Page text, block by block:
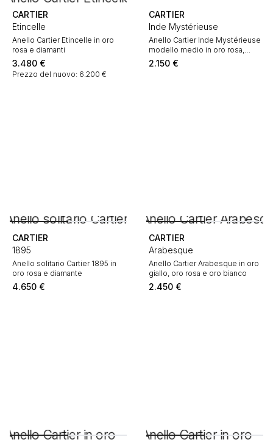
CARTIER
Etincelle
Anello Cartier Etincelle in oro
rosa e diamanti
3.480 €
Prezzo del nuovo: 6.200 €
CARTIER
Inde Mystérieuse
Anello Cartier Inde Mystérieuse
modello medio in oro rosa,
quarzo fumé e diamanti
2.150 €
CARTIER
1895
Anello solitario Cartier 1895 in
oro rosa e diamante
4.650 €
CARTIER
Arabesque
Anello Cartier Arabesque in oro
giallo, oro rosa e oro bianco
2.450 €